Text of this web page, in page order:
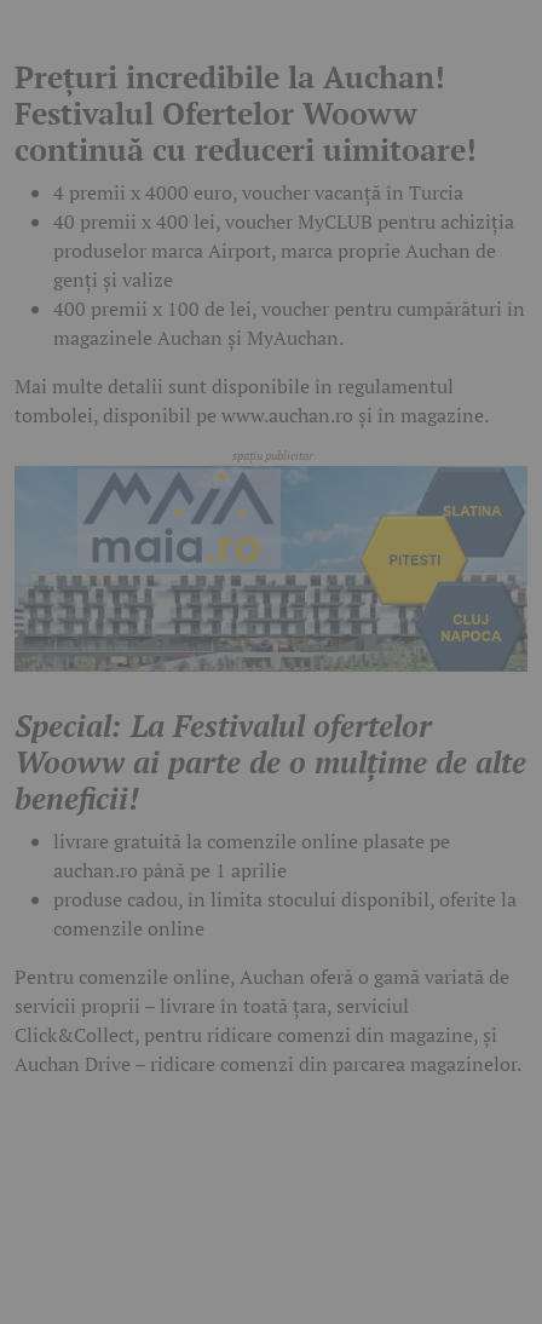
Prețuri incredibile la Auchan!
Festivalul Ofertelor Wooww
continuă cu reduceri uimitoare!
4 premii x 4000 euro, voucher vacanță în Turcia
40 premii x 400 lei, voucher MyCLUB pentru achiziția
produselor marca Airport, marca proprie Auchan de
genți și valize
400 premii x 100 de lei, voucher pentru cumpărături în
magazinele Auchan și MyAuchan.
Mai multe detalii sunt disponibile în regulamentul
tombolei, disponibil pe www.auchan.ro și în magazine.
Special: La Festivalul ofertelor
Wooww ai parte de o mulțime de alte
beneficii!
livrare gratuită la comenzile online plasate pe
auchan.ro până pe 1 aprilie
produse cadou, în limita stocului disponibil, oferite la
comenzile online
Pentru comenzile online, Auchan oferă o gamă variată de
servicii proprii – livrare în toată țara, serviciul
Click&Collect, pentru ridicare comenzi din magazine, și
Auchan Drive – ridicare comenzi din parcarea magazinelor.